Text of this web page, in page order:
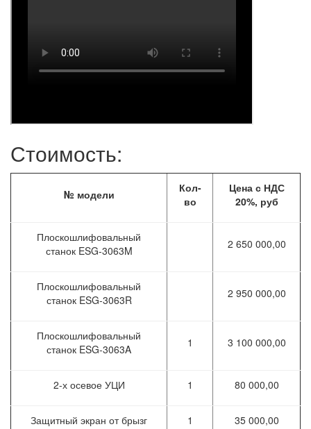
Стоимость:
№ модели
Кол-
во
Цена с НДС
20%, руб
Плоскошлифовальный
станок ESG-3063M
2 650 000,00
Плоскошлифовальный
станок ESG-3063R
2 950 000,00
Плоскошлифовальный
станок ESG-3063A
1 3 100 000,00
2-х осевое УЦИ 1 80 000,00
Защитный экран от брызг 1 35 000,00